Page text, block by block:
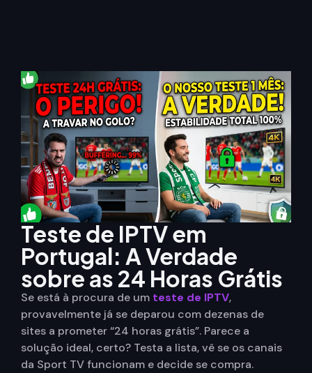
Teste de IPTV em
Portugal: A Verdade
sobre as 24 Horas Grátis
Se está à procura de um teste de IPTV,
provavelmente já se deparou com dezenas de
sites a prometer “24 horas grátis”. Parece a
solução ideal, certo? Testa a lista, vê se os canais
da Sport TV funcionam e decide se compra.